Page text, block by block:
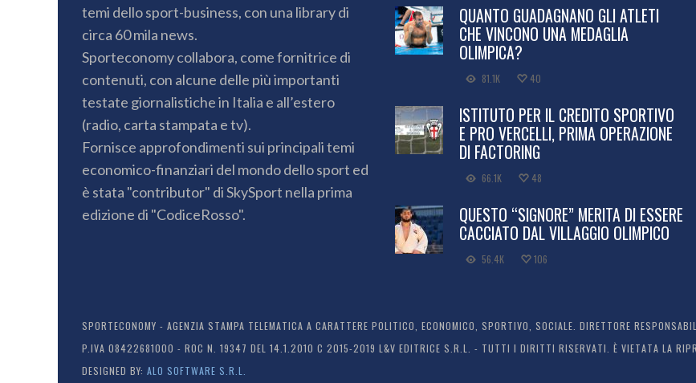
temi dello sport-business, con una library di
circa 60 mila news.
Sporteconomy collabora, come fornitrice di
contenuti, con alcune delle più importanti
testate giornalistiche in Italia e all’estero
(radio, carta stampata e tv).
Fornisce approfondimenti sui principali temi
economico-finanziari del mondo dello sport ed
è stata "contributor" di SkySport nella prima
edizione di "CodiceRosso".
QUANTO GUADAGNANO GLI ATLETI
CHE VINCONO UNA MEDAGLIA
OLIMPICA?
81.1K 40
ISTITUTO PER IL CREDITO SPORTIVO
E PRO VERCELLI, PRIMA OPERAZIONE
DI FACTORING
66.1K 48
QUESTO “SIGNORE” MERITA DI ESSERE
CACCIATO DAL VILLAGGIO OLIMPICO
56.4K 106
SPORTECONOMY - AGENZIA STAMPA TELEMATICA A CARATTERE POLITICO, ECONOMICO, SPORTIVO, SOCIALE. DIRETTORE
P.IVA 08422681000 - ROC N. 19347 DEL 14.1.2010 C 2015-2019 L&V EDITRICE S.R.L. - TUTTI I DIRITTI RISERVATI. È VIETATA LA
DESIGNED BY: ALO SOFTWARE S.R.L.